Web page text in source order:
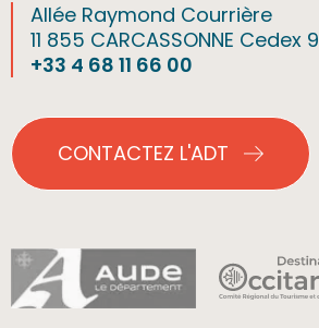
Allée Raymond Courrière
11 855 CARCASSONNE Cedex 9
+33 4 68 11 66 00
CONTACTEZ L'ADT